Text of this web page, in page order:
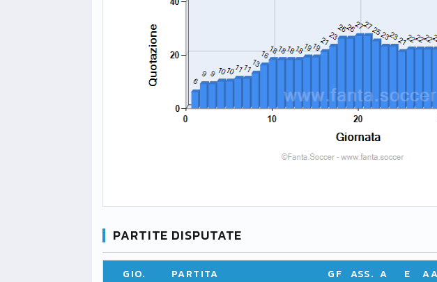
PARTITE DISPUTATE
GIO. PARTITA GF ASS. A E AA